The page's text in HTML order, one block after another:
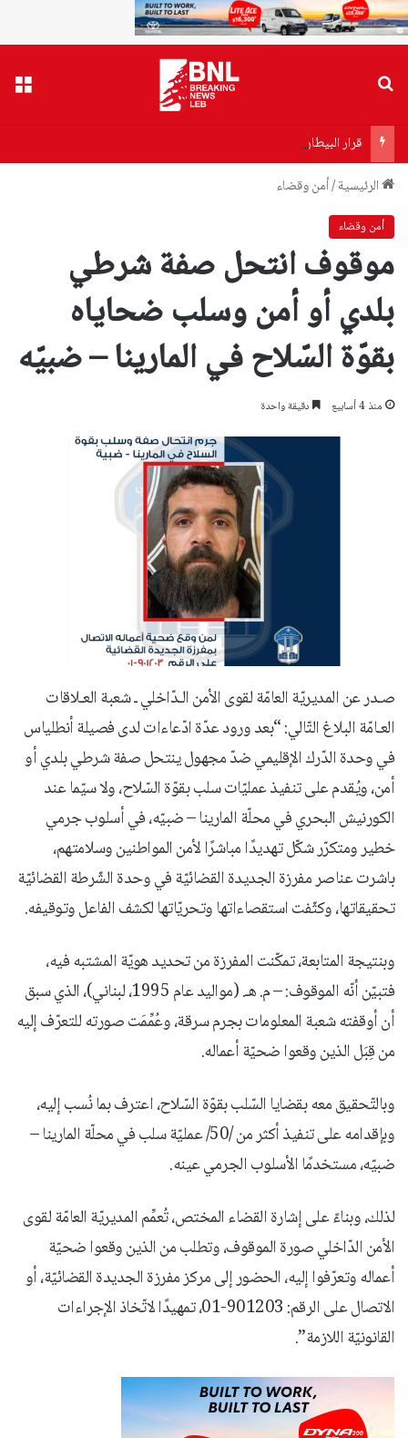
قرار البيطار يقترب… توقيفات مرتقبة واتهام سياسي لـ”حزب الله”
الرئيسية/أمن وقضاء
أمن وقضاء
موقوف انتحل صفة شرطي
بلدي أو أمن وسلب ضحاياه
بقوّة السّلاح في المارينا – ضبيّه
منذ 4 أسابيع دقيقة واحدة
صـدر عن المديريّة العامّة لقوى الأمن الـدّاخلي ـ شعبة العـلاقات
العـامّة البلاغ التّالي: “بعد ورود عدّة ادّعاءات لدى فصيلة أنطلياس
في وحدة الدّرك الإقليمي ضدّ مجهول ينتحل صفة شرطي بلدي أو
أمن، ويُقدم على تنفيذ عمليّات سلب بقوّة السّلاح، ولا سيّما عند
الكورنيش البحري في محلّة المارينا – ضبيّه، في أسلوب جرمي
خطير ومتكرّر شكّل تهديدًا مباشرًا لأمن المواطنين وسلامتهم،
باشرت عناصر مفرزة الجديدة القضائيّة في وحدة الشّرطة القضائيّة
تحقيقاتها، وكثّفت استقصاءاتها وتحريّاتها لكشف الفاعل وتوقيفه.
وبنتيجة المتابعة، تمكّنت المفرزة من تحديد هويّة المشتبه فيه،
فتبيّن أنّه الموقوف: – م. هـ. (مواليد عام 1995، لبناني)، الذي سبق
أن أوقفته شعبة المعلومات بجرم سرقة، وعُمِّمَت صورته للتعرّف إليه
من قِبَل الذين وقعوا ضحيّة أعماله.
وبالتّحقيق معه بقضايا السّلب بقوّة السّلاح، اعترف بما نُسب إليه،
وبإقدامه على تنفيذ أكثر من /50/ عمليّة سلب في محلّة المارينا –
ضبيّه، مستخدمًا الأسلوب الجرمي عينه.
لذلك، وبناءً على إشارة القضاء المختص، تُعمِّم المديريّة العامّة لقوى
الأمن الدّاخلي صورة الموقوف، وتطلب من الذين وقعوا ضحيّة
أعماله وتعرّفوا إليه، الحضور إلى مركز مفرزة الجديدة القضائيّة، أو
الاتصال على الرقم: 901203-01، تمهيدًا لاتّخاذ الإجراءات
القانونيّة اللازمة”.